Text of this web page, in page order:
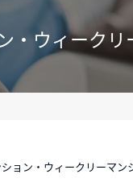
・ウィークリ
ョン・ウィークリーマン